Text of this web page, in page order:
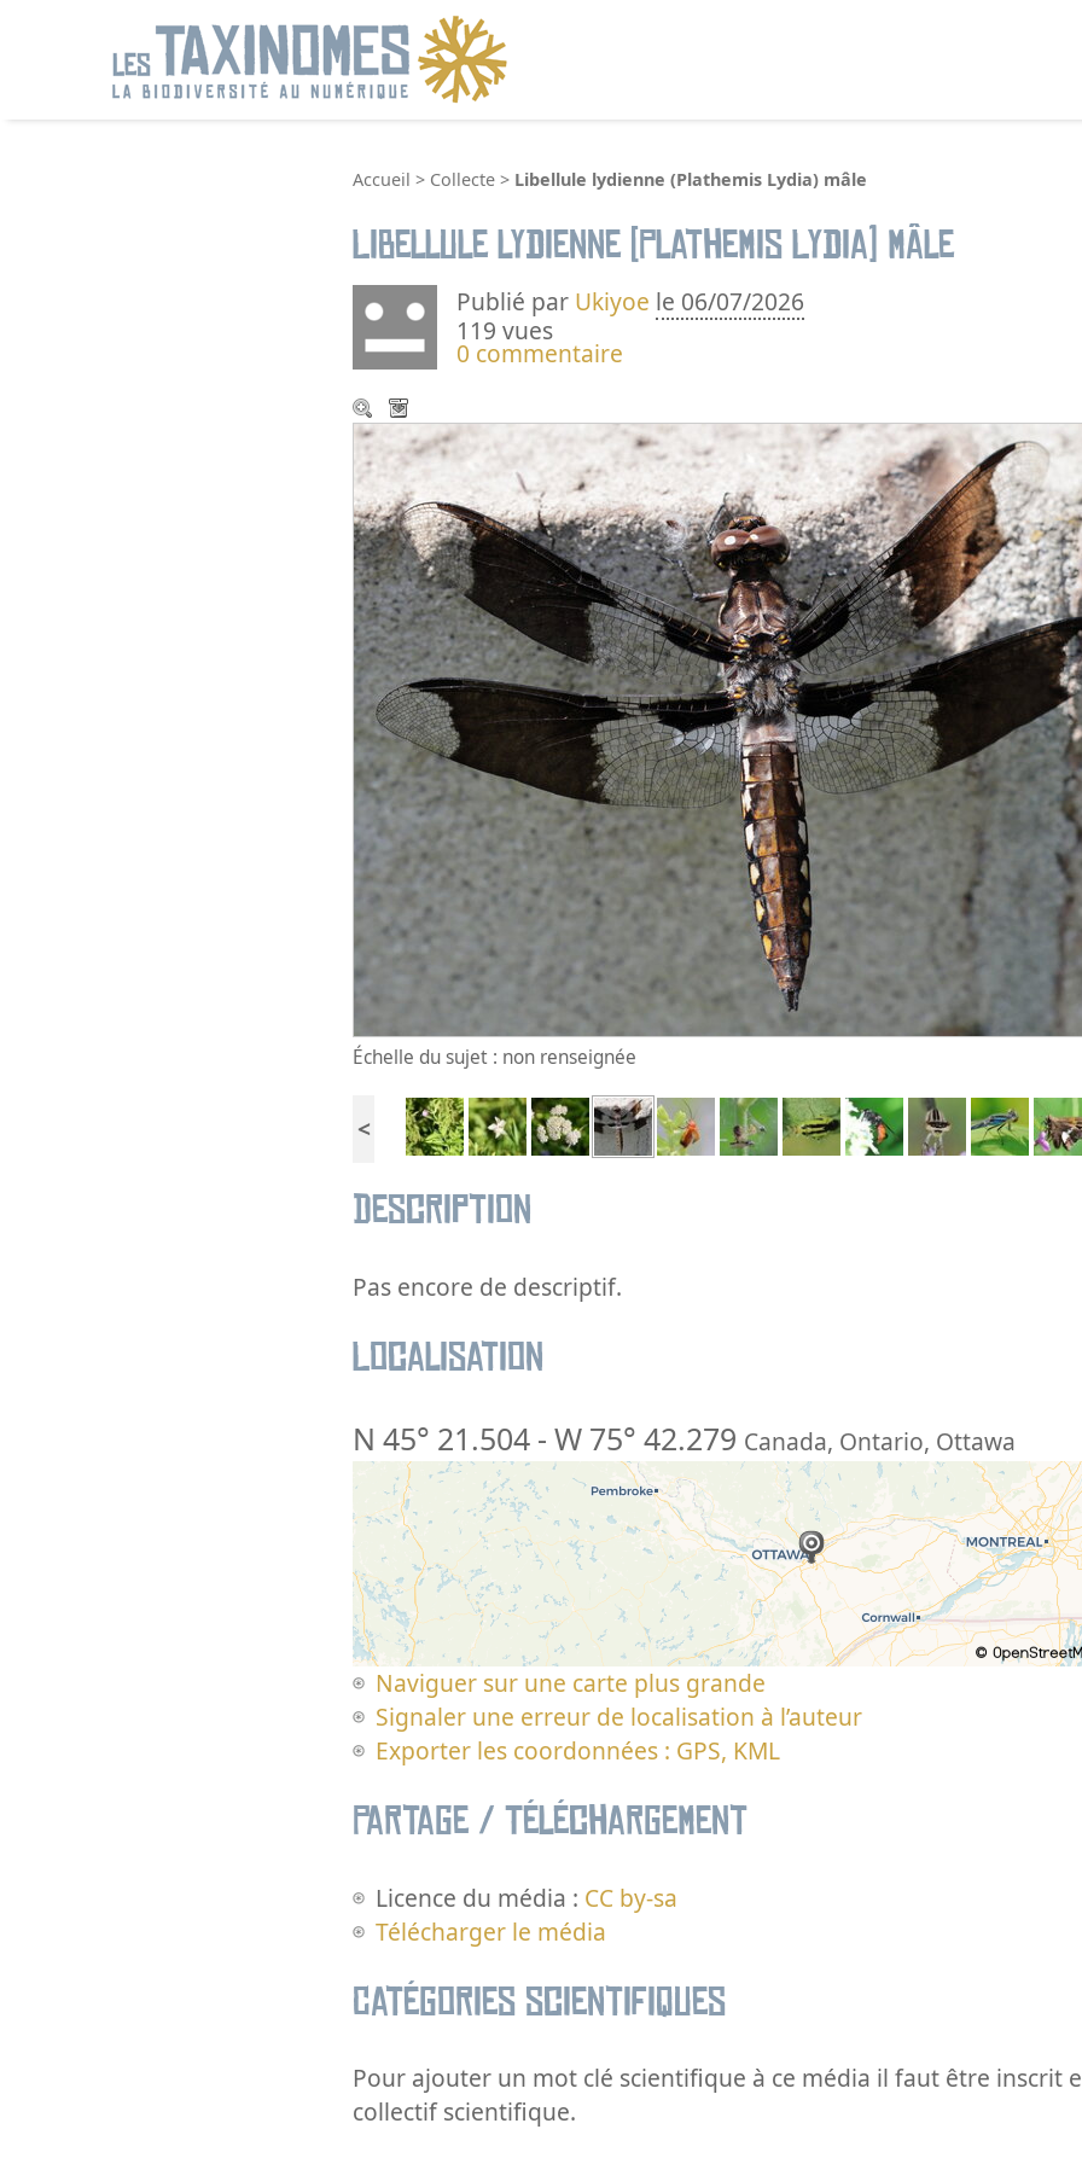
Accueil > Collecte > Libellule lydienne (Plathemis Lydia) mâle
Libellule lydienne (Plathemis Lydia) mâle
Publié par Ukiyoe le 06/07/2026
119 vues
0 commentaire
Échelle du sujet : non renseignée
<
Description
Pas encore de descriptif.
Localisation
N 45° 21.504 - W 75° 42.279 Canada, Ontario, Ottawa
Naviguer sur une carte plus grande
Signaler une erreur de localisation à l’auteur
Exporter les coordonnées : GPS, KML
Partage / Téléchargement
Licence du média : CC by-sa
Télécharger le média
Catégories scientifiques
Pour ajouter un mot clé scientifique à ce média il faut être inscrit
collectif scientifique.